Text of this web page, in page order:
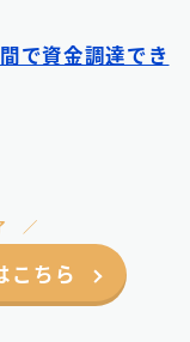
で資金調達でき
こちら